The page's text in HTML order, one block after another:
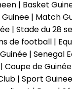
| Basket
| Match
| Stade du 28
de football |
| Senegal
Coupe de
| Sport